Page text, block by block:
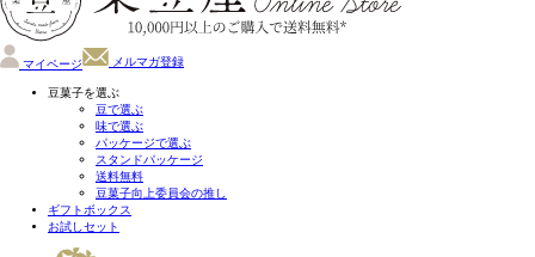
マイページ メルマガ登録
豆菓子を選ぶ
豆で選ぶ
味で選ぶ
パッケージで選ぶ
スタンドパッケージ
送料無料
豆菓子向上委員会の推し
ギフトボックス
お試しセット